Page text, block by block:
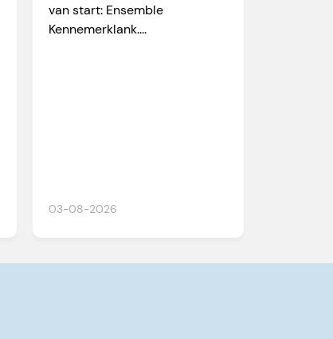
03-08-2026
van start: Ensemble
Kennemerklank....